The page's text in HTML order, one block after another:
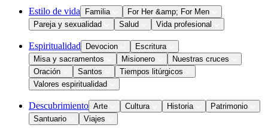
Estilo de vida Familia
For Her &amp; For Men
Pareja y sexualidad
Salud Vida profesional
Espiritualidad Devocion
Escritura
Misa y sacramentos
Misionero
Nuestras cruces
Oración
Santos
Tiempos litúrgicos
Valores espiritualidad
Descubrimiento Arte Cultura Historia
Patrimonio
Santuario
Viajes